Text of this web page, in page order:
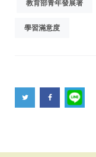
教育部青年發展署
學習滿意度